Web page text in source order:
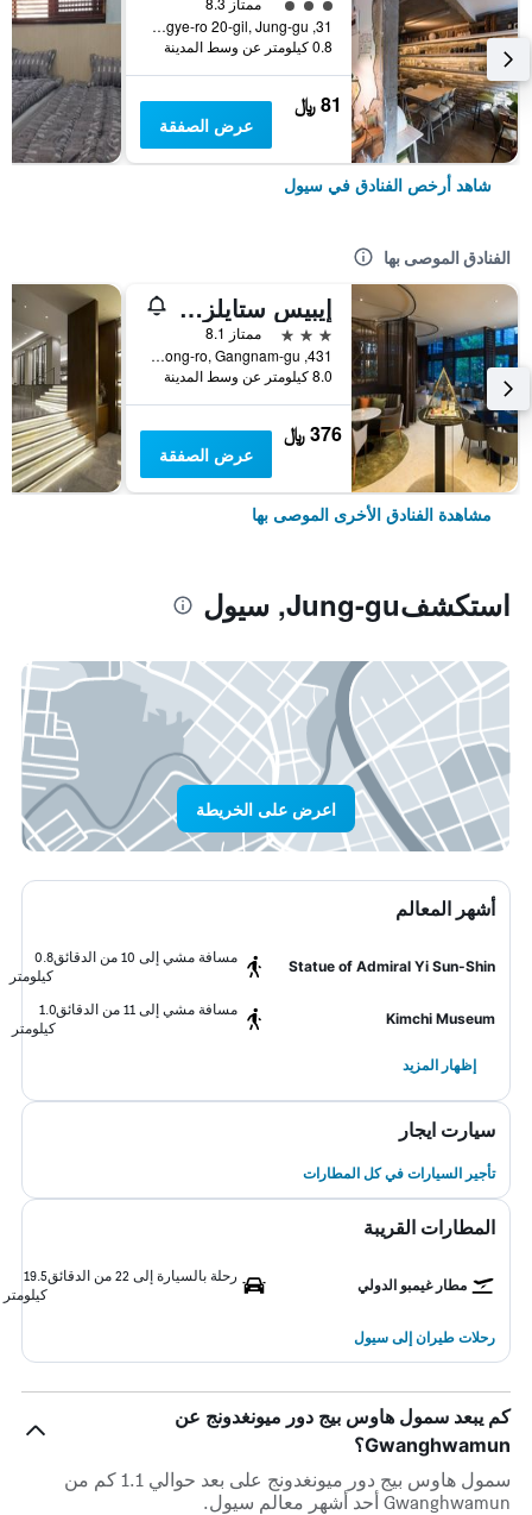
31, Toegye-ro 20-gil, Jung-gu, سيول, كوريا الجنوبية
0.8 كيلومتر عن وسط المدينة
81 ﷼
عرض الصفقة
شاهد أرخص الفنادق في سيول
الفنادق الموصى بها
إيبيس ستايلز أمباسادور سيول غانغنام
3 نجوم
ممتاز 8.1
431, Samseong-ro, Gangnam-gu, سيول, كوريا الجنوبية
8.0 كيلومتر عن وسط المدينة
376 ﷼
عرض الصفقة
مشاهدة الفنادق الأخرى الموصى بها
استكشفJung-gu, سيول
اعرض على الخريطة
أشهر المعالم
Statue of Admiral Yi Sun-Shin
مسافة مشي إلى 10 من الدقائق
0.8
كيلومتر
Kimchi Museum
مسافة مشي إلى 11 من الدقائق
1.0
كيلومتر
إظهار المزيد
سيارت ايجار
تأجير السيارات في كل المطارات
المطارات القريبة
مطار غيمبو الدولي
رحلة بالسيارة إلى 22 من الدقائق
19.5
كيلومتر
رحلات طيران إلى سيول
كم يبعد سمول هاوس بيج دور ميونغدونج عن
Gwanghwamun؟
سمول هاوس بيج دور ميونغدونج على بعد حوالي 1.1 كم من
Gwanghwamun أحد أشهر معالم سيول.